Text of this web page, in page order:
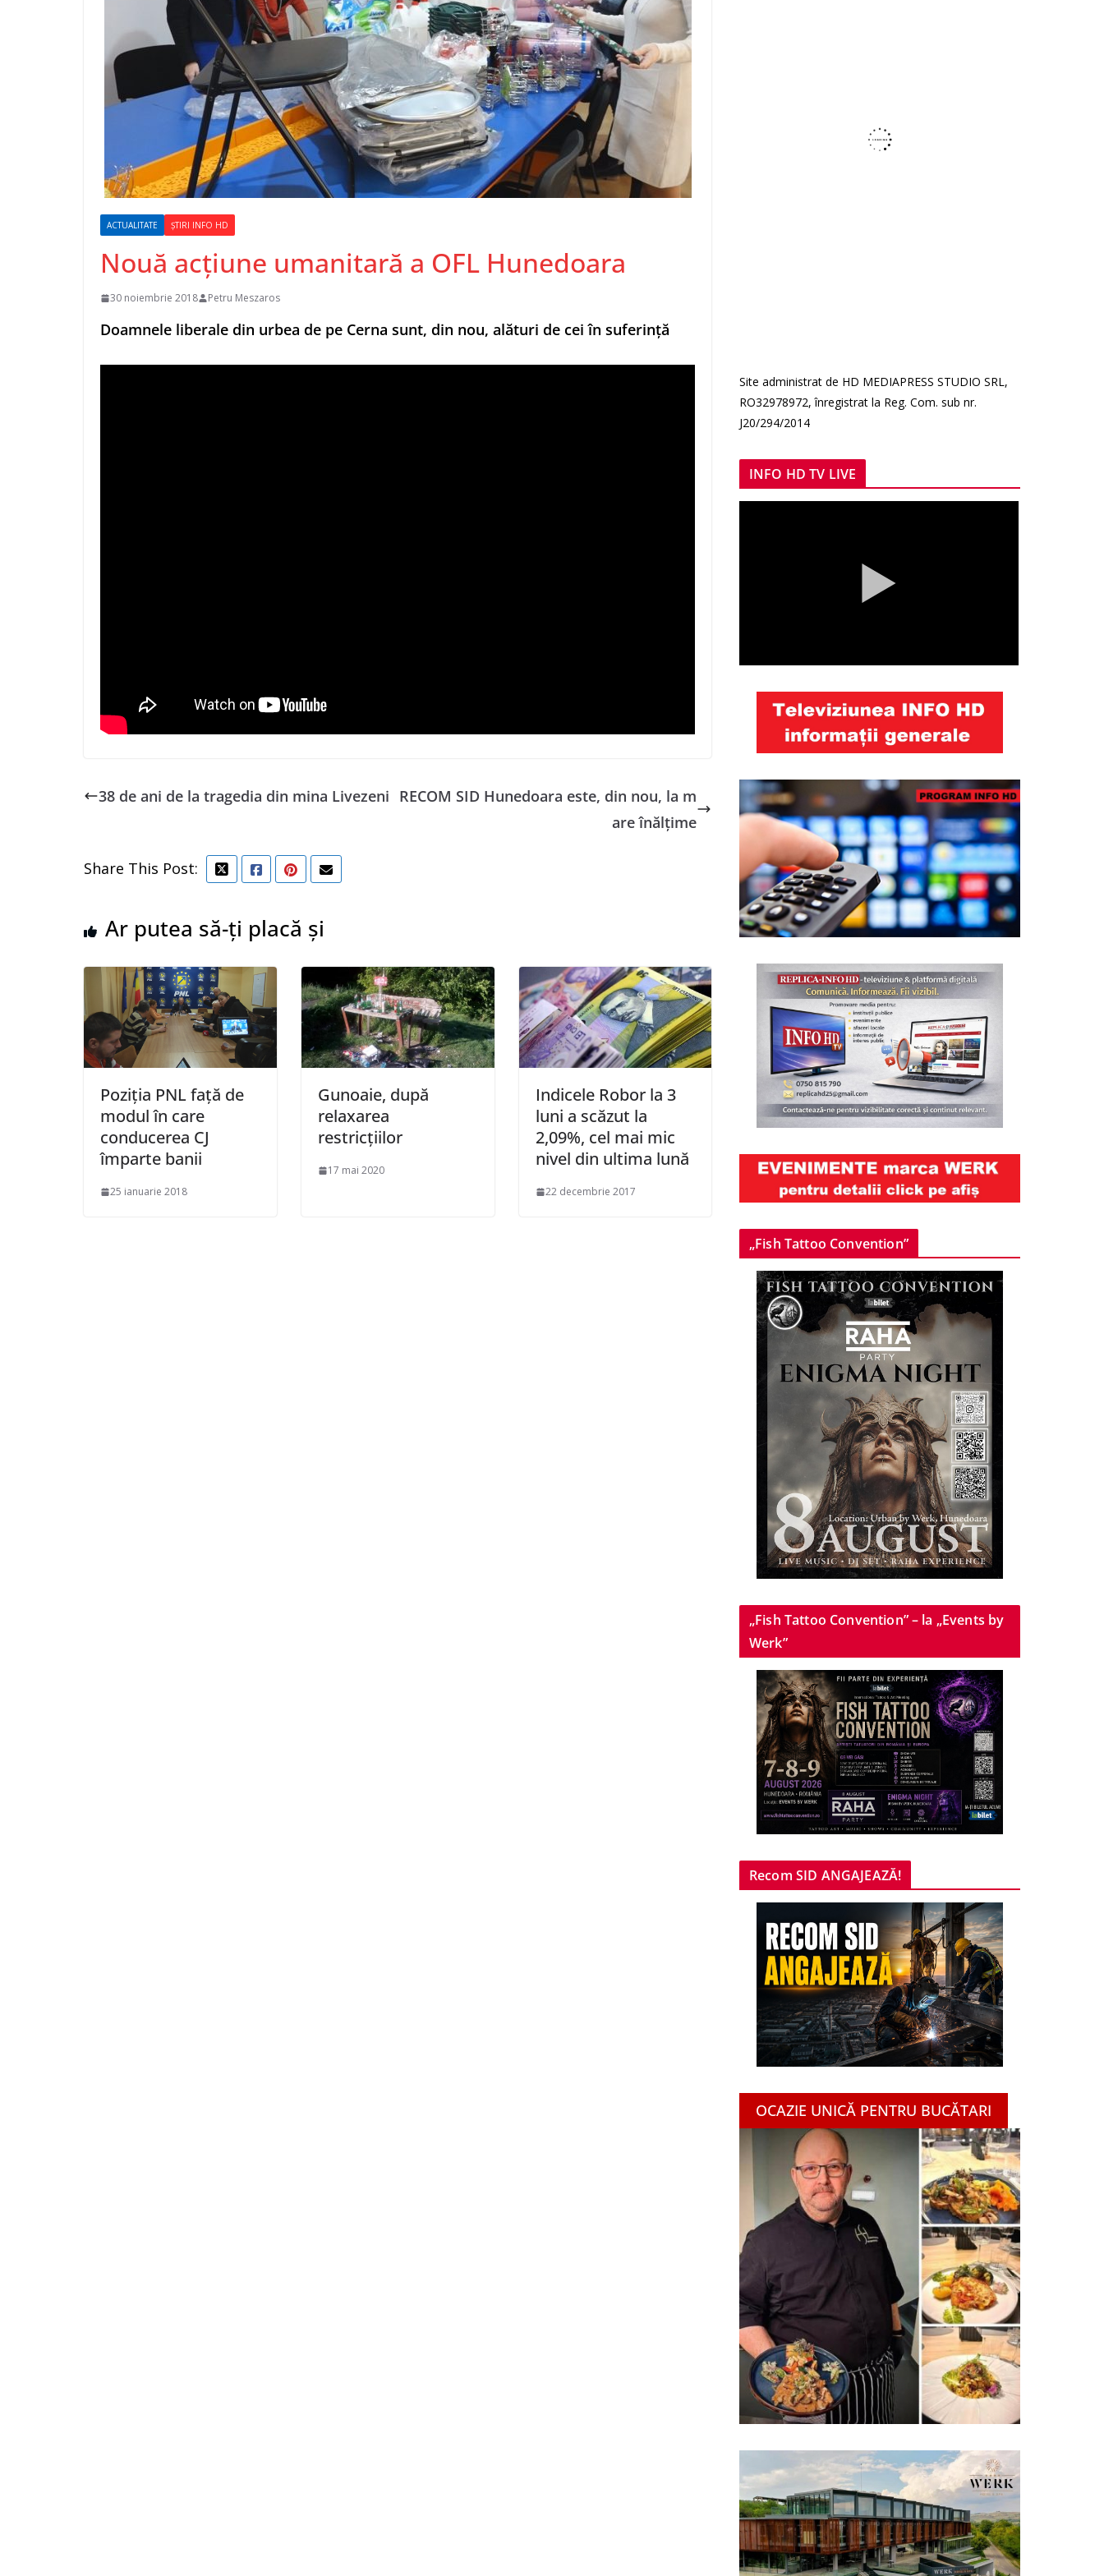
ACTUALITATE ȘTIRI INFO HD
Nouă acțiune umanitară a OFL Hunedoara
30 noiembrie 2018 Petru Meszaros
Doamnele liberale din urbea de pe Cerna sunt, din nou, alături de cei în suferință
38 de ani de la tragedia din mina Livezeni RECOM SID Hunedoara este, din nou, la m
are înălțime
Share This Post:
Ar putea să-ți placă și
Poziția PNL față de
modul în care
conducerea CJ
împarte banii
25 ianuarie 2018
Gunoaie, după
relaxarea
restricțiilor
17 mai 2020
Indicele Robor la 3
luni a scăzut la
2,09%, cel mai mic
nivel din ultima lună
22 decembrie 2017
Site administrat de HD MEDIAPRESS STUDIO SRL,
RO32978972, înregistrat la Reg. Com. sub nr.
J20/294/2014
INFO HD TV LIVE
„Fish Tattoo Convention”
„Fish Tattoo Convention” – la „Events by
Werk”
Recom SID ANGAJEAZĂ!
OCAZIE UNICĂ PENTRU BUCĂTARI